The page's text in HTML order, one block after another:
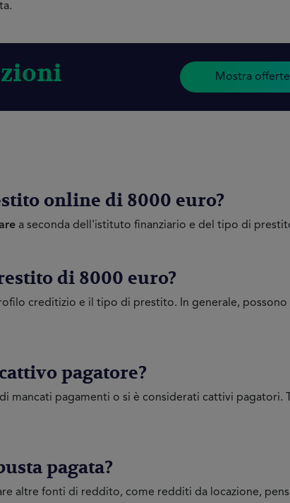
Mostra offerte
online di 8000 euro?
a seconda dell'istituto finanziario e del tipo di
di 8000 euro?
creditizio e il tipo di prestito. In generale, possono
pagatore?
mancati pagamenti o si è considerati cattivi pagatori.
pagata?
altre fonti di reddito, come redditi da locazione,